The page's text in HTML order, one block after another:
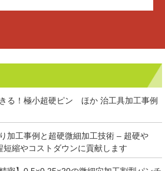
る！極小超硬ピン ほか 治工具加工事例
加工事例と超硬微細加工技術 – 超硬や
縮やコストダウンに貢献します